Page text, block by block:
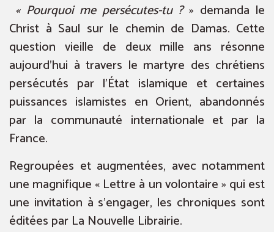
« Pourquoi me persécutes-tu ?» demanda le
Christ à Saul sur le chemin de Damas. Cette
question vieille de deux mille ans résonne
aujourd’hui à travers le martyre des chrétiens
persécutés par l’État islamique et certaines
puissances islamistes en Orient, abandonnés
par la communauté internationale et par la
France.
Regroupées et augmentées, avec notamment
une magnifique « Lettre à un volontaire » qui est
une invitation à s’engager, les chroniques sont
éditées par La Nouvelle Librairie.